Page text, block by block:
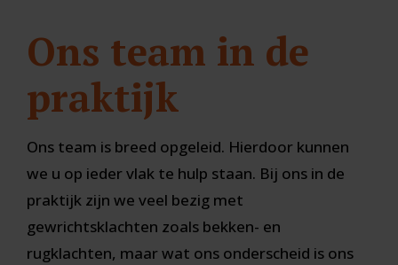
Ons team in de
praktijk
Ons team is breed opgeleid. Hierdoor kunnen
we u op ieder vlak te hulp staan. Bij ons in de
praktijk zijn we veel bezig met
gewrichtsklachten zoals bekken- en
rugklachten, maar wat ons onderscheid is ons